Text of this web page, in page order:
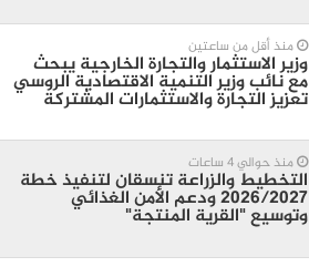
منذ أقل من ساعتين
وزير الاستثمار والتجارة الخارجية يبحث
مع نائب وزير التنمية الاقتصادية الروسي
تعزيز التجارة والاستثمارات المشتركة
منذ حوالي 4 ساعات
التخطيط والزراعة تنسقان لتنفيذ خطة
2026/2027 ودعم الأمن الغذائي
وتوسيع "القرية المنتجة"